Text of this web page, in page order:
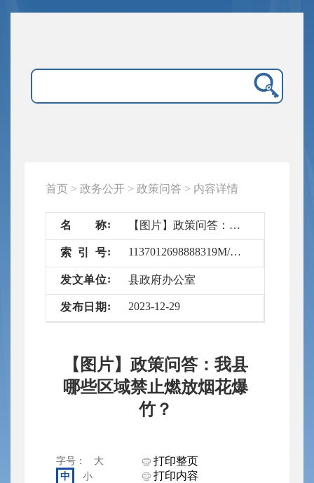
首页 > 政务公开 > 政策问答 > 内容详情
名 称 【图片】政策问答：我县哪些区域禁止燃放烟花爆竹？
索 引 号 1137012698888319M/2023-6535559
发文单位 县政府办公室
发布 日 期 2023-12-29
【图片】政策问答：我县
哪些区域禁止燃放烟花爆
竹？
字号：
大
中
小
打印整页
打印内容